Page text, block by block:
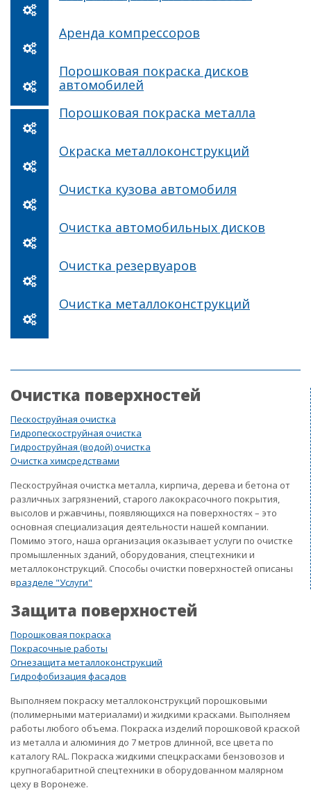
Аренда компрессоров
Порошковая покраска дисков
автомобилей
Порошковая покраска металла
Окраска металлоконструкций
Очистка кузова автомобиля
Очистка автомобильных дисков
Очистка резервуаров
Очистка металлоконструкций
Очистка поверхностей
Пескоструйная очистка
Гидропескоструйная очистка
Гидроструйная (водой) очистка
Очистка химсредствами
Пескоструйная очистка металла, кирпича, дерева и бетона от
различных загрязнений, старого лакокрасочного покрытия,
высолов и ржавчины, появляющихся на поверхностях – это
основная специализация деятельности нашей компании.
Помимо этого, наша организация оказывает услуги по очистке
промышленных зданий, оборудования, спецтехники и
металлоконструкций. Способы очистки поверхностей описаны
вразделе "Услуги"
Защита поверхностей
Порошковая покраска
Покрасочные работы
Огнезащита металлоконструкций
Гидрофобизация фасадов
Выполняем покраску металлоконструкций порошковыми
(полимерными материалами) и жидкими красками. Выполняем
работы любого объема. Покраска изделий порошковой краской
из металла и алюминия до 7 метров длинной, все цвета по
каталогу RAL. Покраска жидкими спецкрасками бензовозов и
крупногабаритной спецтехники в оборудованном малярном
цеху в Воронеже.